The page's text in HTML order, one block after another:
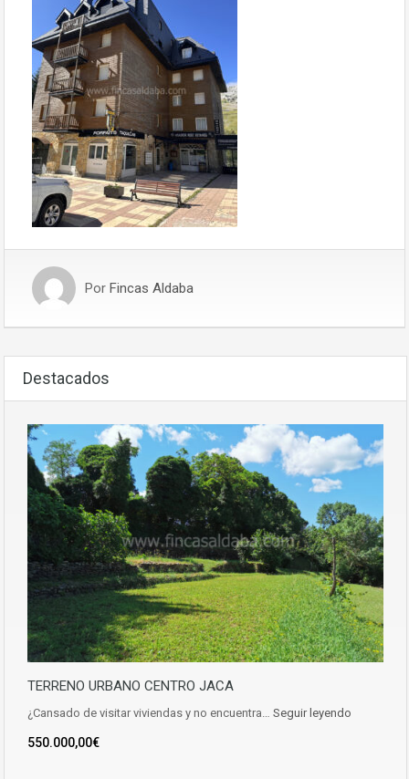
Por Fincas Aldaba
Destacados
TERRENO URBANO CENTRO JACA
¿Cansado de visitar viviendas y no encuentra… Seguir leyendo
550.000,00€